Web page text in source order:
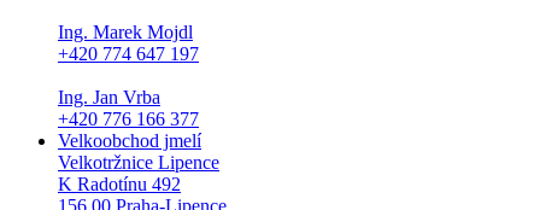
Ing. Marek Mojdl
+420 774 647 197
Ing. Jan Vrba
+420 776 166 377
Velkoobchod jmelí
Velkotržnice Lipence
K Radotínu 492
156 00 Praha-Lipence